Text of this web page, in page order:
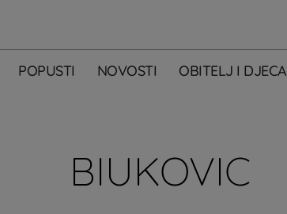
POPUSTI NOVOSTI OBITELJ I DJECA
BIUKOVIC